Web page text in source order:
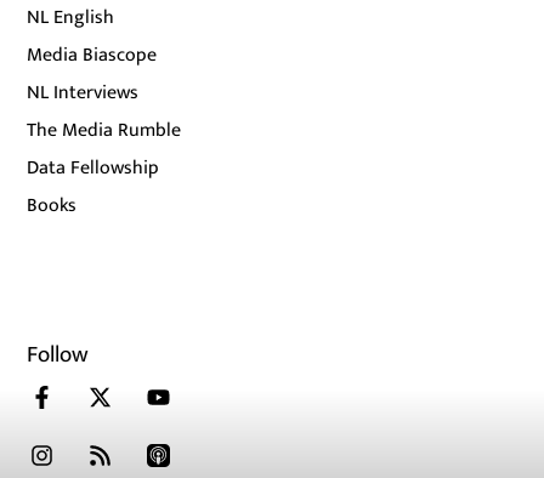
NL English
Media Biascope
NL Interviews
The Media Rumble
Data Fellowship
Books
Follow